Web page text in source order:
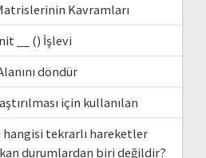
Kavramları
__ () İşlevi
döndür
için kullanılan
hangisi tekrarlı hareketler
durumlardan biri değildir?